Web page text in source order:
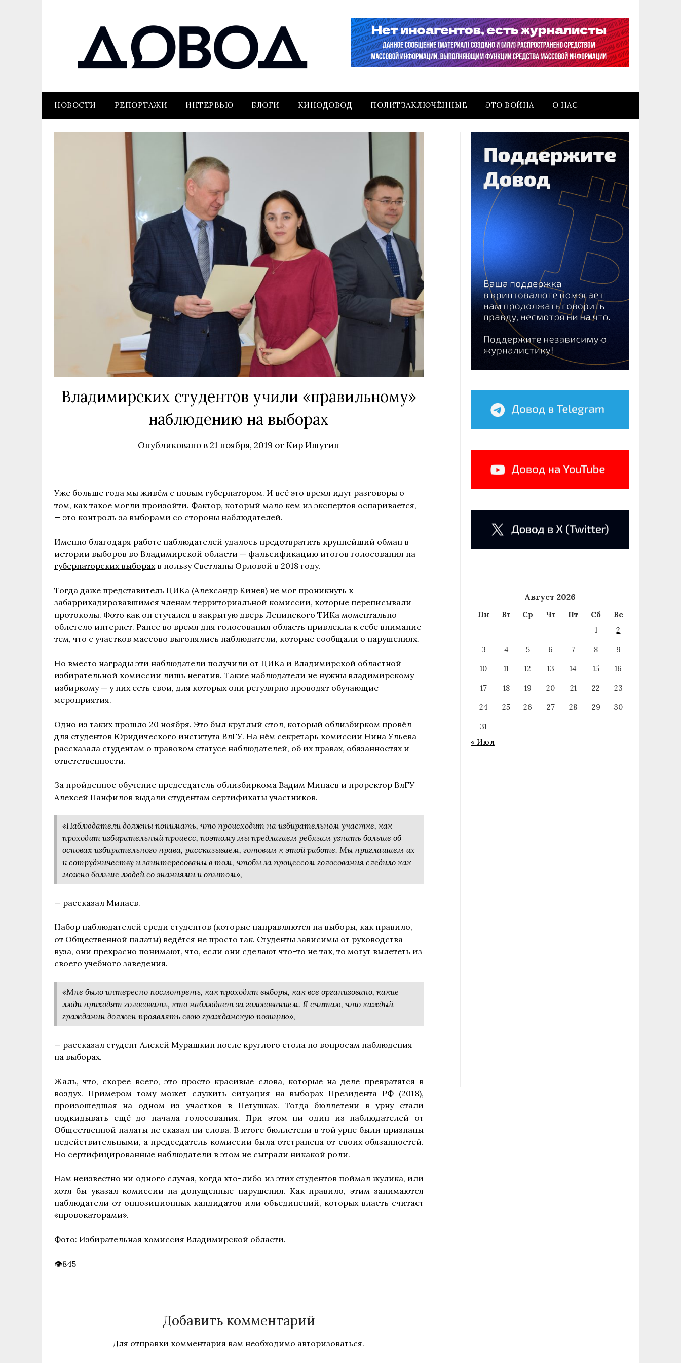
НОВОСТИ РЕПОРТАЖИ ИНТЕРВЬЮ БЛОГИ КИНОДОВОД ПОЛИТЗАКЛЮЧЁННЫЕ ЭТО ВОЙНА О НАС
Владимирских студентов учили «правильному»
наблюдению на выборах
Опубликовано в21 ноября, 2019 отКир Ишутин
Уже больше года мы живём с новым губернатором. И всё это время идут разговоры о
том, как такое могли произойти. Фактор, который мало кем из экспертов оспаривается,
— это контроль за выборами со стороны наблюдателей.
Именно благодаря работе наблюдателей удалось предотвратить крупнейший обман в
истории выборов во Владимирской области — фальсификацию итогов голосования на
губернаторских выборахв пользу Светланы Орловой в 2018 году.
Тогда даже представитель ЦИКа (Александр Кинев) не мог проникнуть к
забаррикадировавшимся членам территориальной комиссии, которые переписывали
протоколы. Фото как он стучался в закрытую дверь Ленинского ТИКа моментально
облетело интернет. Ранее во время дня голосования область привлекла к себе внимание
тем, что с участков массово выгонялись наблюдатели, которые сообщали о нарушениях.
Но вместо награды эти наблюдатели получили от ЦИКа и Владимирской областной
избирательной комиссии лишь негатив. Такие наблюдатели не нужны владимирскому
избиркому — у них есть свои, для которых они регулярно проводят обучающие
мероприятия.
Одно из таких прошло 20 ноября. Это был круглый стол, который облизбирком провёл
для студентов Юридического института ВлГУ. На нём секретарь комиссии Нина Ульева
рассказала студентам о правовом статусе наблюдателей, об их правах, обязанностях и
ответственности.
За пройденное обучение председатель облизбиркома Вадим Минаев и проректор ВлГУ
Алексей Панфилов выдали студентам сертификаты участников.
«Наблюдатели должны понимать, что происходит на избирательном участке, как
проходит избирательный процесс, поэтому мы предлагаем ребязам узнать больше об
основах избирательного права, рассказываем, готовим к этой работе. Мы приглашаем их
к сотрудничеству и заинтересованы в том, чтобы за процессом голосования следило как
можно больше людей со знаниями и опытом»,
— рассказал Минаев.
Набор наблюдателей среди студентов (которые направляются на выборы, как правило,
от Общественной палаты) ведётся не просто так. Студенты зависимы от руководства
вуза, они прекрасно понимают, что, если они сделают что-то не так, то могут вылететь из
своего учебного заведения.
«Мне было интересно посмотреть, как проходят выборы, как все организовано, какие
люди приходят голосовать, кто наблюдает за голосованием. Я считаю, что каждый
гражданин должен проявлять свою гражданскую позицию»,
— рассказал студент Алекей Мурашкин после круглого стола по вопросам наблюдения
на выборах.
Жаль, что, скорее всего, это просто красивые слова, которые на деле превратятся в
воздух. Примером тому может служить ситуация на выборах Президента РФ (2018),
произошедшая на одном из участков в Петушках. Тогда бюллетени в урну стали
подкидывать ещё до начала голосования. При этом ни один из наблюдателей от
Общественной палаты не сказал ни слова. В итоге бюллетени в той урне были признаны
недействительными, а председатель комиссии была отстранена от своих обязанностей.
Но сертифицированные наблюдатели в этом не сыграли никакой роли.
Нам неизвестно ни одного случая, когда кто-либо из этих студентов поймал жулика, или
хотя бы указал комиссии на допущенные нарушения. Как правило, этим занимаются
наблюдатели от оппозиционных кандидатов или объединений, которых власть считает
«провокаторами».
Фото: Избирательная комиссия Владимирской области.
845
Добавить комментарий
Для отправки комментария вам необходимо авторизоваться.
Август 2026
Пн Вт Ср Чт Пт Сб
Вс
1
2
3
4 5 6 7 8
9
10
11 12 13 14 15
16
17
18 19 20 21 22
23
24
25 26 27 28 29
30
31
« Июл